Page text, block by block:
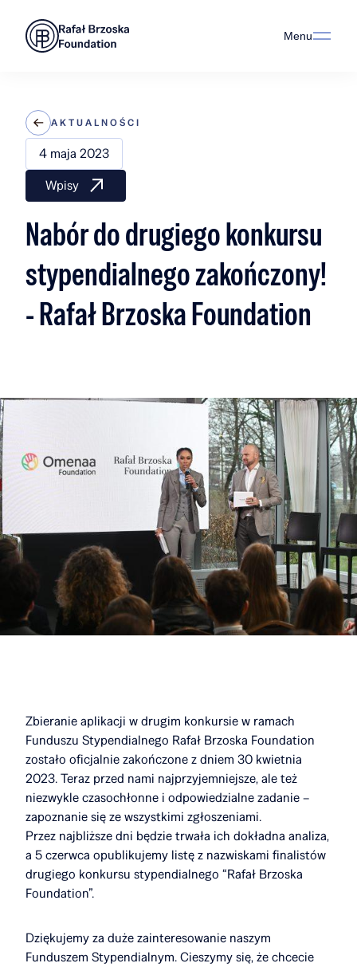
Menu
AKTUALNOŚCI
4 maja 2023
Wpisy
Nabór do drugiego konkursu
stypendialnego zakończony!
- Rafał Brzoska Foundation
Zbieranie aplikacji w drugim konkursie w ramach
Funduszu Stypendialnego Rafał Brzoska Foundation
zostało oficjalnie zakończone z dniem 30 kwietnia
2023. Teraz przed nami najprzyjemniejsze, ale też
niezwykle czasochłonne i odpowiedzialne zadanie –
zapoznanie się ze wszystkimi zgłoszeniami.
Przez najbliższe dni będzie trwała ich dokładna analiza,
a 5 czerwca opublikujemy listę z nazwiskami finalistów
drugiego konkursu stypendialnego “Rafał Brzoska
Foundation”.
Dziękujemy za duże zainteresowanie naszym
Funduszem Stypendialnym. Cieszymy się, że chcecie